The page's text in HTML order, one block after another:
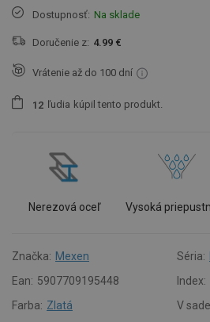
Dostupnosť: Na sklade
Doručenie z: 4.99 €
Vrátenie až do 100 dní
1 2 ľudia kúpil tento produkt.
Nerezová oceľ Vysoká
Značka: Mexen Séria:
Ean: 5907709195448 Index:
Farba: Zlatá V